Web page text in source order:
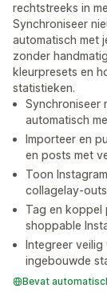
rechtstreeks in
Synchroniseer
automatisch met
zonder
kleurpresets en
statistieken.
Synchroniseer
automatisch
Importeer en
en posts met
Toon
collagelay-outs
Tag en koppel
shoppable
Integreer
ingebouwde
Bevat